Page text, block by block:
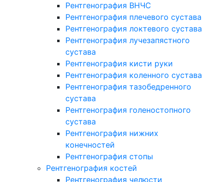
Рентгенография ВНЧС
Рентгенография плечевого сустава
Рентгенография локтевого сустава
Рентгенография лучезапястного
сустава
Рентгенография кисти руки
Рентгенография коленного сустава
Рентгенография тазобедренного
сустава
Рентгенография голеностопного
сустава
Рентгенография нижних
конечностей
Рентгенография стопы
Рентгенография костей
Рентгенография челюсти